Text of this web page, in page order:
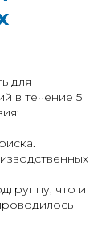
для
в течение 5
что и